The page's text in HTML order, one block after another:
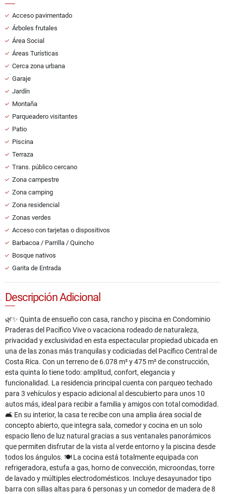
Acceso pavimentado
Árboles frutales
Área Social
Áreas Turísticas
Cerca zona urbana
Garaje
Jardín
Montaña
Parqueadero visitantes
Patio
Piscina
Terraza
Trans. público cercano
Zona campestre
Zona camping
Zona residencial
Zonas verdes
Acceso con tarjetas o dispositivos
Barbacoa / Parrilla / Quincho
Bosque nativos
Garita de Entrada
Descripción Adicional
🌿✨ Quinta de ensueño con casa, rancho y piscina en Condominio
Praderas del Pacífico Vive o vacaciona rodeado de naturaleza,
privacidad y exclusividad en esta espectacular propiedad ubicada en
una de las zonas más tranquilas y codiciadas del Pacífico Central de
Costa Rica. Con un terreno de 6.078 m² y 475 m² de construcción,
esta quinta lo tiene todo: amplitud, confort, elegancia y
funcionalidad. La residencia principal cuenta con parqueo techado
para 3 vehículos y espacio adicional al descubierto para unos 10
autos más, ideal para recibir a familia y amigos con total comodidad.
🛋️ En su interior, la casa te recibe con una amplia área social de
concepto abierto, que integra sala, comedor y cocina en un solo
espacio lleno de luz natural gracias a sus ventanales panorámicos
que permiten disfrutar de la vista al verde entorno y la piscina desde
todos los ángulos. 🍽️ La cocina está totalmente equipada con
refrigeradora, estufa a gas, horno de convección, microondas, torre
de lavado y múltiples electrodomésticos. Incluye desayunador tipo
barra con sillas altas para 6 personas y un comedor de madera de 8